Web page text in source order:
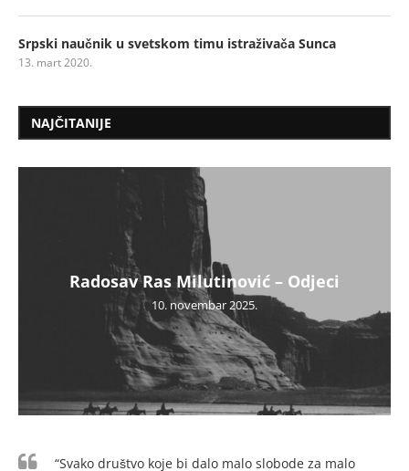
Srpski naučnik u svetskom timu istraživača Sunca
13. mart 2020.
NAJČITANIJE
Radosav Ras Milutinović – Odjeci
10. novembar 2025.
“Svako društvo koje bi dalo malo slobode za malo